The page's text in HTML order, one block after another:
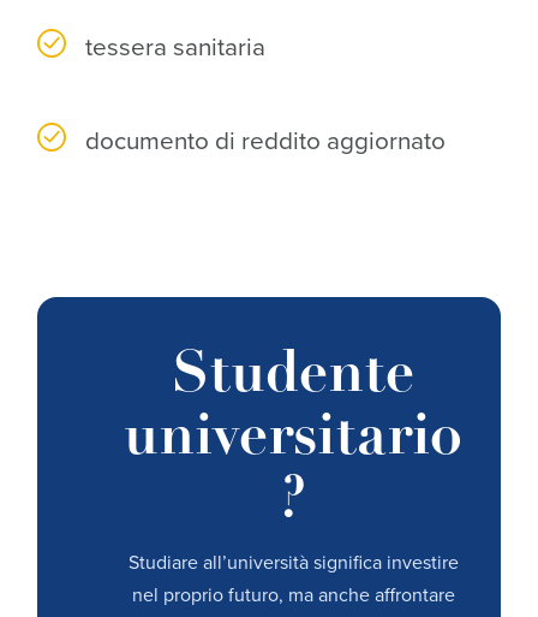
tessera sanitaria
documento di reddito aggiornato
Studente
universitario
?
Studiare all’università significa investire
nel proprio futuro, ma anche affrontare